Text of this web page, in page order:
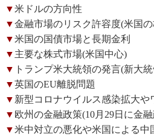
▼米ドルの方向性
▼金融市場のリスク許容度(米国
▼米国の国債市場と長期金利
▼ 主要な株式市場(米国中心)
▼ トランプ米大統領の発言(新大
▼英国のEU離脱問題
▼ 新型コロナウイルス感染拡大や
▼ 欧州の金融政策(10月29日に金
▼米中対立の悪化や米国による中